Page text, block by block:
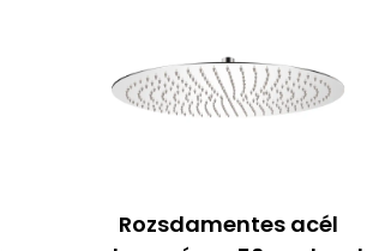
Rozsdamentes acél